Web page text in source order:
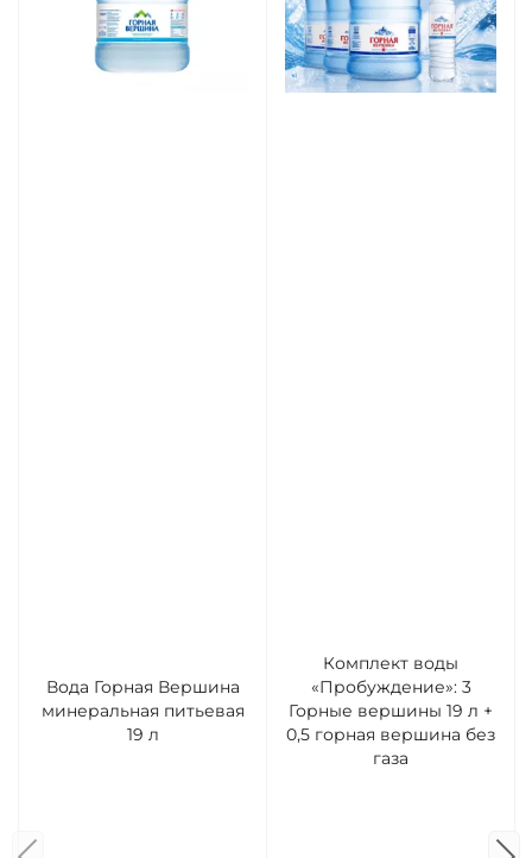
Вода Горная Вершина
минеральная питьевая
19 л
Комплект воды
«Пробуждение»: 3
Горные вершины 19 л +
0,5 горная вершина без
газа